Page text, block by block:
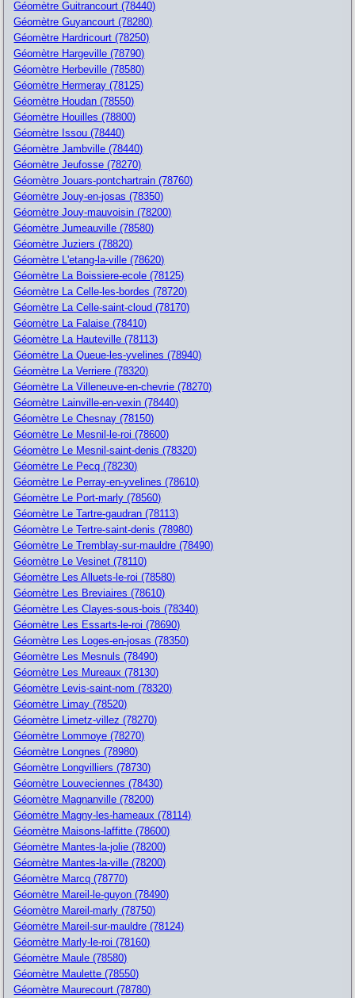
Géomètre Guitrancourt (78440)
Géomètre Guyancourt (78280)
Géomètre Hardricourt (78250)
Géomètre Hargeville (78790)
Géomètre Herbeville (78580)
Géomètre Hermeray (78125)
Géomètre Houdan (78550)
Géomètre Houilles (78800)
Géomètre Issou (78440)
Géomètre Jambville (78440)
Géomètre Jeufosse (78270)
Géomètre Jouars-pontchartrain (78760)
Géomètre Jouy-en-josas (78350)
Géomètre Jouy-mauvoisin (78200)
Géomètre Jumeauville (78580)
Géomètre Juziers (78820)
Géomètre L'etang-la-ville (78620)
Géomètre La Boissiere-ecole (78125)
Géomètre La Celle-les-bordes (78720)
Géomètre La Celle-saint-cloud (78170)
Géomètre La Falaise (78410)
Géomètre La Hauteville (78113)
Géomètre La Queue-les-yvelines (78940)
Géomètre La Verriere (78320)
Géomètre La Villeneuve-en-chevrie (78270)
Géomètre Lainville-en-vexin (78440)
Géomètre Le Chesnay (78150)
Géomètre Le Mesnil-le-roi (78600)
Géomètre Le Mesnil-saint-denis (78320)
Géomètre Le Pecq (78230)
Géomètre Le Perray-en-yvelines (78610)
Géomètre Le Port-marly (78560)
Géomètre Le Tartre-gaudran (78113)
Géomètre Le Tertre-saint-denis (78980)
Géomètre Le Tremblay-sur-mauldre (78490)
Géomètre Le Vesinet (78110)
Géomètre Les Alluets-le-roi (78580)
Géomètre Les Breviaires (78610)
Géomètre Les Clayes-sous-bois (78340)
Géomètre Les Essarts-le-roi (78690)
Géomètre Les Loges-en-josas (78350)
Géomètre Les Mesnuls (78490)
Géomètre Les Mureaux (78130)
Géomètre Levis-saint-nom (78320)
Géomètre Limay (78520)
Géomètre Limetz-villez (78270)
Géomètre Lommoye (78270)
Géomètre Longnes (78980)
Géomètre Longvilliers (78730)
Géomètre Louveciennes (78430)
Géomètre Magnanville (78200)
Géomètre Magny-les-hameaux (78114)
Géomètre Maisons-laffitte (78600)
Géomètre Mantes-la-jolie (78200)
Géomètre Mantes-la-ville (78200)
Géomètre Marcq (78770)
Géomètre Mareil-le-guyon (78490)
Géomètre Mareil-marly (78750)
Géomètre Mareil-sur-mauldre (78124)
Géomètre Marly-le-roi (78160)
Géomètre Maule (78580)
Géomètre Maulette (78550)
Géomètre Maurecourt (78780)